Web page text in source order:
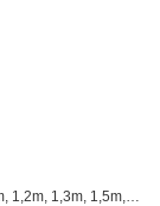
1,2m, 1,3m, 1,5m,…